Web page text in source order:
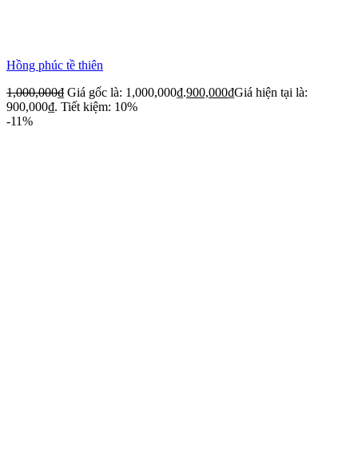
Hồng phúc tề thiên
1,000,000₫ Giá gốc là: 1,000,000₫.900,000₫Giá hiện tại là:
900,000₫. Tiết kiệm: 10%
-11%